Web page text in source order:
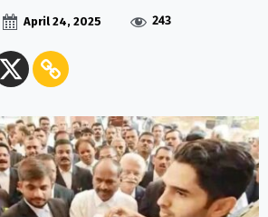
April 24, 2025 243